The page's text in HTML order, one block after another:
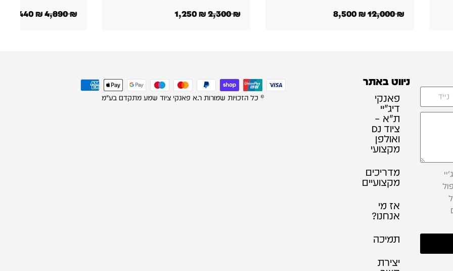
₪
2,300
₪
1,250
₪
4,890
₪
4,440
₪
2,786
₪
2,528
ניווט באתר
פאנקי
דיג׳יי
ת"א –
ציוד DJ
ואולפן
מקצועי
מדריכים
מקצועיים
אז מי
אנחנו?
תמיכה
יצירת
© כל הזכויות שמורות ר.א פאנקי ציוד שמע מתקדם בע"מ